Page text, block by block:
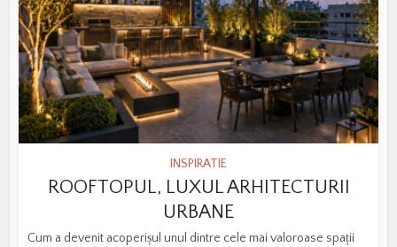
INSPIRATIE
ROOFTOPUL, LUXUL ARHITECTURII
URBANE
Cum a devenit acoperișul unul dintre cele mai valoroase spații